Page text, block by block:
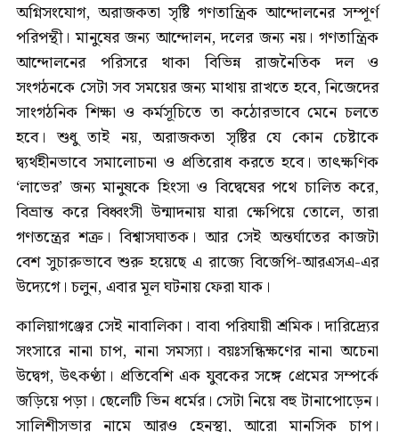
অগ্নিসংযোগ, অরাজকতা সৃষ্টি গণতান্ত্রিক আন্দোলনের সম্পূর্ণ
পরিপন্থী। মানুষের জন্য আন্দোলন, দলের জন্য নয়। গণতান্ত্রিক
আন্দোলনের পরিসরে থাকা বিভিন্ন রাজনৈতিক দল ও
সংগঠনকে সেটা সব সময়ের জন্য মাথায় রাখতে হবে, নিজেদের
সাংগঠনিক শিক্ষা ও কর্মসূচিতে তা কঠোরভাবে মেনে চলতে
হবে। শুধু তাই নয়, অরাজকতা সৃষ্টির যে কোন চেষ্টাকে
দ্ব্যর্থহীনভাবে সমালোচনা ও প্রতিরোধ করতে হবে। তাৎক্ষণিক
‘লাভের’ জন্য মানুষকে হিংসা ও বিদ্বেষের পথে চালিত করে,
বিভ্রান্ত করে বিধ্বংসী উন্মাদনায় যারা ক্ষেপিয়ে তোলে, তারা
গণতন্ত্রের শত্রু। বিশ্বাসঘাতক। আর সেই অন্তর্ঘাতের কাজটা
বেশ সুচারুভাবে শুরু হয়েছে এ রাজ্যে বিজেপি-আরএসএ-এর
উদ্যেগে। চলুন, এবার মূল ঘটনায় ফেরা যাক।
কালিয়াগঞ্জের সেই নাবালিকা। বাবা পরিযায়ী শ্রমিক। দারিদ্র্যের
সংসারে নানা চাপ, নানা সমস্যা। বয়ঃসন্ধিক্ষণের নানা অচেনা
উদ্বেগ, উৎকণ্ঠা। প্রতিবেশি এক যুবকের সঙ্গে প্রেমের সম্পর্কে
জড়িয়ে পড়া। ছেলেটি ভিন ধর্মের। সেটা নিয়ে বহু টানাপোড়েন।
সালিশীসভার নামে আরও হেনস্থা, আরো মানসিক চাপ।